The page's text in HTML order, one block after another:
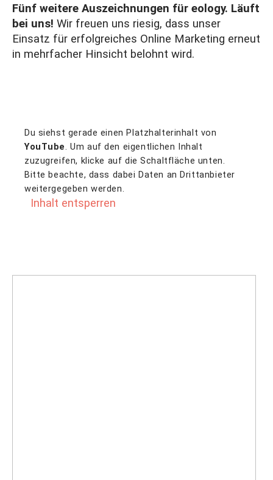
Fünf weitere Auszeichnungen für eology. Läuft
bei uns! Wir freuen uns riesig, dass unser
Einsatz für erfolgreiches Online Marketing erneut
in mehrfacher Hinsicht belohnt wird.
Du siehst gerade einen Platzhalterinhalt von
YouTube. Um auf den eigentlichen Inhalt
zuzugreifen, klicke auf die Schaltfläche unten.
Bitte beachte, dass dabei Daten an Drittanbieter
weitergegeben werden.
Inhalt entsperren